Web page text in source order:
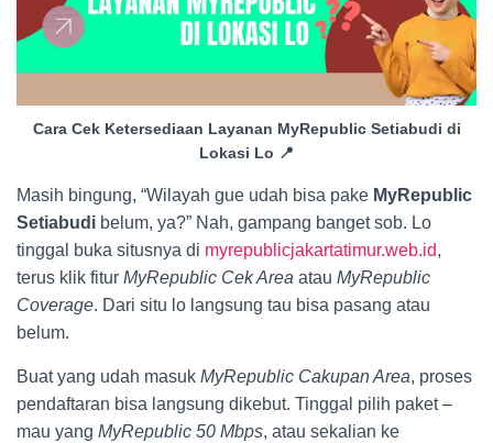
Cara Cek Ketersediaan Layanan MyRepublic Setiabudi di
Lokasi Lo 📍
Masih bingung, “Wilayah gue udah bisa pake MyRepublic
Setiabudi belum, ya?” Nah, gampang banget sob. Lo
tinggal buka situsnya di myrepublicjakartatimur.web.id,
terus klik fitur MyRepublic Cek Area atau MyRepublic
Coverage. Dari situ lo langsung tau bisa pasang atau
belum.
Buat yang udah masuk MyRepublic Cakupan Area, proses
pendaftaran bisa langsung dikebut. Tinggal pilih paket –
mau yang MyRepublic 50 Mbps, atau sekalian ke